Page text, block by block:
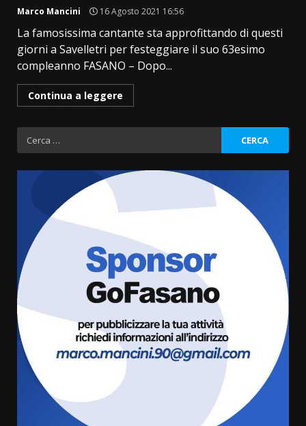
Marco Mancini 16 Agosto 2021 16:56
La famosissima cantante sta approfittando di questi
giorni a Savelletri per festeggiare il suo 63esimo
compleanno FASANO – Dopo...
Continua a leggere
Ricerca
per:
Fasanese ferito a colpi di arma
da fuoco
6 Agosto 2026 18:13
Carta d’identità: continua il piano
di aperture straordinarie del
Comune di Fasano